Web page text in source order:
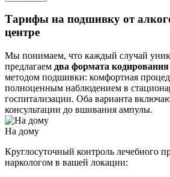
Тарифы на подшивку от
центре
Мы понимаем, что каждый случай
предлагаем два формата кодирования
методом подшивки: комфортная
полноценным наблюдением в
госпитализации. Оба варианта
консультации до вшивания ампулы.
На дому
Круглосуточный контроль лечебного
наркологом в вашей локации: